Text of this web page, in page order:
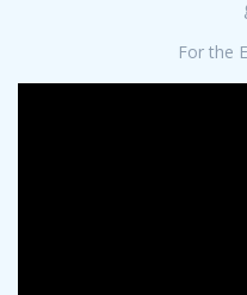
For the